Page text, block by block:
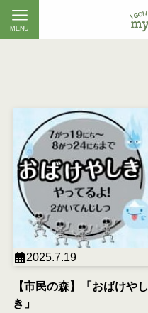
MENU
2025.7.19
【市民の森】「おばけやし
き」